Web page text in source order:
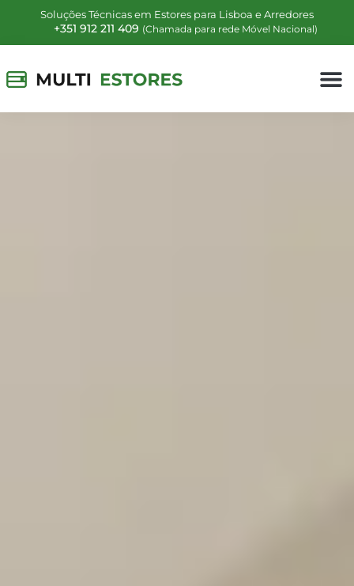
Soluções Técnicas em Estores para Lisboa e Arredores
+351 912 211 409 (Chamada para rede Móvel Nacional)